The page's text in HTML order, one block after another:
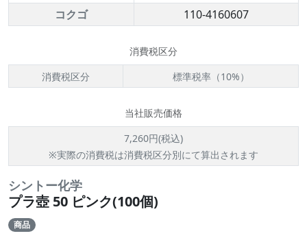
コクゴ
110-4160607
消費税区分
消費税区分
標準税率（10%）
当社販売価格
7,260円(税込)
※実際の消費税は消費税区分別にて算出されます
シントー化学
プラ壺 50 ピンク(100個)
商品